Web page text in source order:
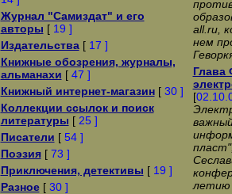
Журнал "Самиздат" и его
авторы [ 19 ]
Издательства[ 17 ]
Книжные обозрения, журналы,
альманахи [ 47 ]
Книжный интернет-магазин[ 30 ]
Коллекции ссылок и поиск
литературы [ 25 ]
Писатели [ 54 ]
Поэзия[ 73 ]
Приключения, детективы [ 19 ]
Разное[ 30 ]
all.ru,
нем
Глава
[
летию